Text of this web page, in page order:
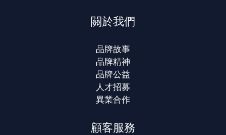
關於我們
品牌故事
品牌精神
品牌公益
人才招募
異業合作
顧客服務